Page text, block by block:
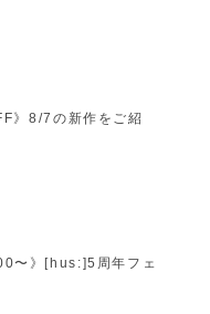
》8/7の新作をご紹
〜》[hus:]5周年フェ